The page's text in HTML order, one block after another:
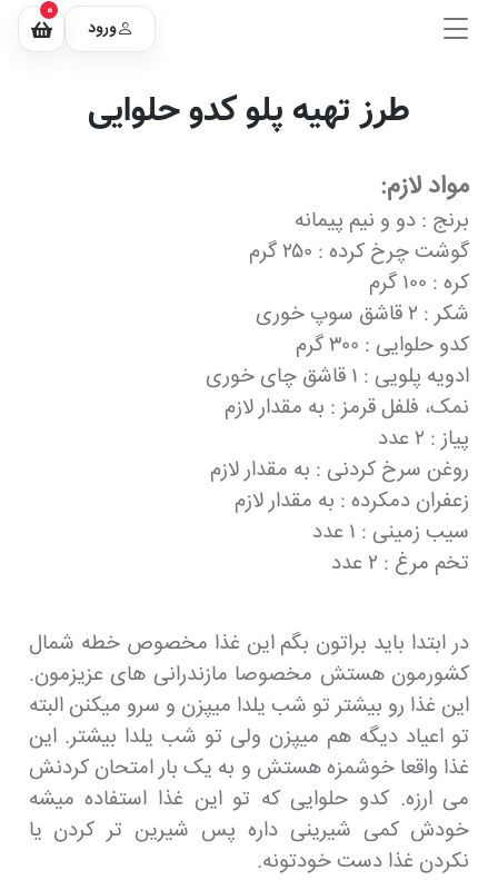
ورود
0
طرز تهیه پلو کدو حلوایی
مواد لازم:
برنج : دو و نیم پیمانه
گوشت چرخ کرده : ۲۵۰ گرم
کره : ۱۰۰ گرم
شکر : ۲ قاشق سوپ خوری
کدو حلوایی : ۳۰۰ گرم
ادویه پلویی : ۱ قاشق چای خوری
نمک، فلفل قرمز : به مقدار لازم
پیاز : ۲ عدد
روغن سرخ کردنی : به مقدار لازم
زعفران دمکرده : به مقدار لازم
سیب زمینی : ۱ عدد
تخم مرغ : ۲ عدد
در ابتدا باید براتون بگم این غذا مخصوص خطه شمال
کشورمون هستش مخصوصا مازندرانی های عزیزمون.
این غذا رو بیشتر تو شب یلدا میپزن و سرو میکنن البته
تو اعیاد دیگه هم میپزن ولی تو شب یلدا بیشتر. این
غذا واقعا خوشمزه هستش و به یک بار امتحان کردنش
می ارزه. کدو حلوایی که تو این غذا استفاده میشه
خودش کمی شیرینی داره پس شیرین تر کردن یا
نکردن غذا دست خودتونه.